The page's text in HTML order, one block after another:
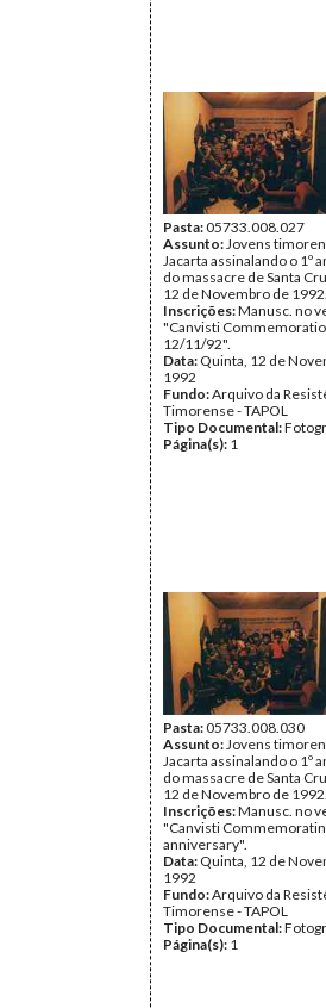
Pasta:05733.008.027
Assunto:Jovens
Jacarta assinalando o 1º
do massacre de Santa
12 de Novembro de
Inscrições:Manusc. no
"Canvisti
12/11/92".
Data: Quinta, 12 de
1992
Fundo:Arquivo da
Timorense - TAPOL
Tipo Documental:
Página(s): 1
Pasta:05733.008.030
Assunto:Jovens
Jacarta assinalando o 1º
do massacre de Santa
12 de Novembro de
Inscrições:Manusc. no
"Canvisti
anniversary".
Data: Quinta, 12 de
1992
Fundo:Arquivo da
Timorense - TAPOL
Tipo Documental:
Página(s): 1